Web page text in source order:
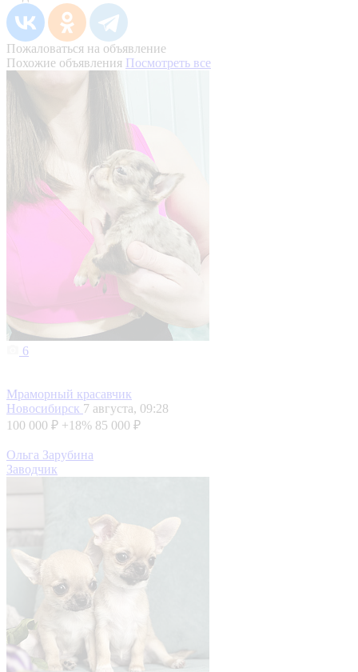
Пожаловаться на объявление
Похожие объявления Посмотреть все
6
Мраморный красавчик
Новосибирск 7 августа, 09:28
100 000 ₽ +18% 85 000 ₽
Ольга Зарубина
Заводчик